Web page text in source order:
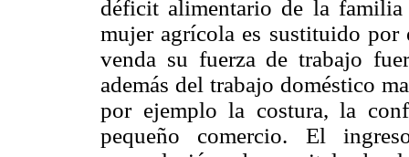
déficit alimentario de la
mujer agrícola es sustituido
venda su fuerza de trabajo
además del trabajo doméstico
por ejemplo la costura, la
pequeño comercio. El